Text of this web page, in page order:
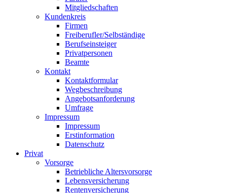
Mitgliedschaften
Kundenkreis
Firmen
Freiberufler/Selbständige
Berufseinsteiger
Privatpersonen
Beamte
Kontakt
Kontaktformular
Wegbeschreibung
Angebotsanforderung
Umfrage
Impressum
Impressum
Erstinformation
Datenschutz
Privat
Vorsorge
Betriebliche Altersvorsorge
Lebensversicherung
Rentenversicherung